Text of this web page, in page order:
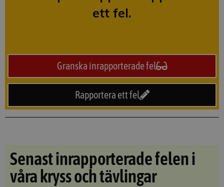
ett fel.
Granska inrapporterade fel
Rapportera ett fel
Senast inrapporterade felen i
våra kryss och tävlingar